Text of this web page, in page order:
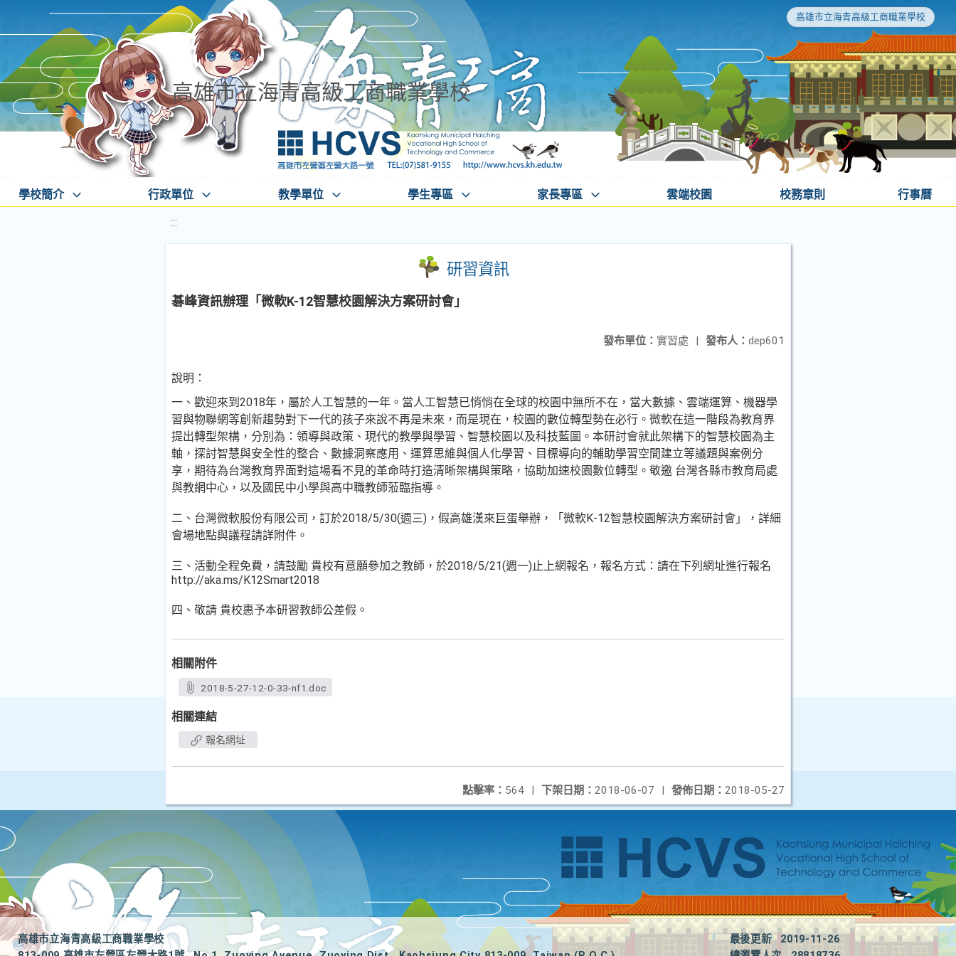
高雄市立海青高級工商職業學校
高雄市立海青高級工商職業學校
學校簡介 行政單位 教學單位 學生專區 家長專區 雲端校園 校務章則 行事曆
:::
研習資訊
碁峰資訊辦理「微軟K-12智慧校園解決方案研討會」
發布人： dep601
發布單位： 實習處 |
說明：
一、歡迎來到2018年，屬於人工智慧的一年。當人工智慧已悄悄在全球的校園中無所不在，當大數據、雲端運算、機器學
習與物聯網等創新趨勢對下一代的孩子來說不再是未來，而是現在，校園的數位轉型勢在必行。微軟在這一階段為教育界
提出轉型架構，分別為：領導與政策、現代的教學與學習、智慧校園以及科技藍圖。本研討會就此架構下的智慧校園為主
軸，探討智慧與安全性的整合、數據洞察應用、運算思維與個人化學習、目標導向的輔助學習空間建立等議題與案例分
享，期待為台灣教育界面對這場看不見的革命時打造清晰架構與策略，協助加速校園數位轉型。敬邀 台灣各縣市教育局處
與教網中心，以及國民中小學與高中職教師蒞臨指導。
二、台灣微軟股份有限公司，訂於2018/5/30(週三)，假高雄漢來巨蛋舉辦，「微軟K-12智慧校園解決方案研討會」，詳細
會場地點與議程請詳附件。
三、活動全程免費，請鼓勵 貴校有意願參加之教師，於2018/5/21(週一)止上網報名，報名方式：請在下列網址進行報名
http://aka.ms/K12Smart2018
四、敬請 貴校惠予本研習教師公差假。
相關附件
2018-5-27-12-0-33-nf1.doc
相關連結
報名網址
發佈日期： 2018-05-27
下架日期： 2018-06-07 |
點擊率： 564 |
高雄市立海青高級工商職業學校
最後更新
2019-11-26